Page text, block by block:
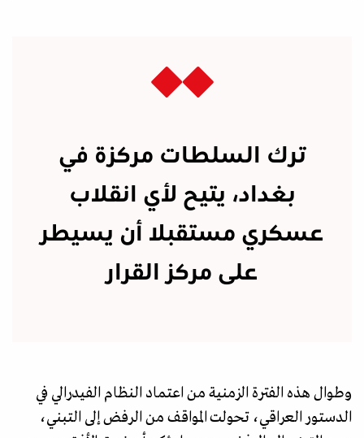
ترك السلطات مركزة في
بغداد، يتيح لأي انقلاب
عسكري مستقبلا أن يسيطر
على مركز القرار
وطوال هذه الفترة الزمنية من اعتماد النظام الفيدرالي في
الدستور العراقي، تحولت المواقف من الرفض إلى التبني،